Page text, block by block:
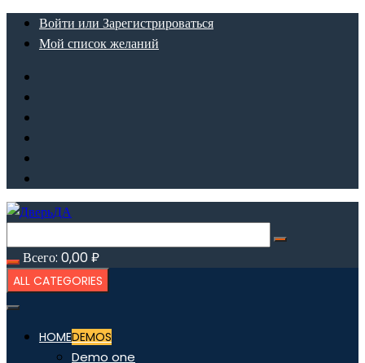
ПерейтиВойти или Зарегистрироваться
Мой список желаний
Всего: 0,00₽
ALL CATEGORIES
HOMEDEMOS
Demo one